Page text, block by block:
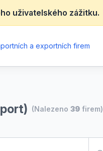
uživatelského zážitku.
a exportních firem
(Nalezeno 39 firem)